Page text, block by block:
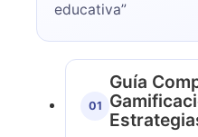
educativa”
01
Guía